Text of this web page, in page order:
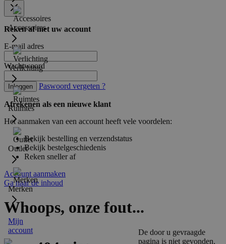
Accessoires
Verlichting
Ruimtes
Outlet
Merken
Mijn
account
Reken af met uw account
E-mail adres
Wachtwoord
Inloggen Paswoord vergeten ?
Afrekenen als een nieuwe klant
Het aanmaken van een account heeft vele voordelen:
Bekijk bestelling en verzendstatus
Bekijk bestelgeschiedenis
Reken sneller af
Account aanmaken
Ga naar de inhoud
Whoops, onze fout...
De door u gevraagde
pagina is niet gevonden,